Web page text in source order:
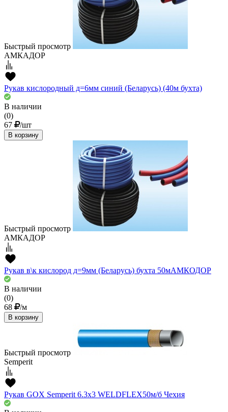
Быстрый просмотр
АМКАДОР
Рукав кислородный д=6мм синий (Беларусь) (40м бухта)
В наличии
(0)
67
/шт
В корзину
Быстрый просмотр
АМКАДОР
Рукав в\к кислород д=9мм (Беларусь) бухта 50мАМКОДОР
В наличии
(0)
68
/м
В корзину
Быстрый просмотр
Semperit
Рукав GOX Semperit 6.3x3 WELDFLEX50м/б Чехия